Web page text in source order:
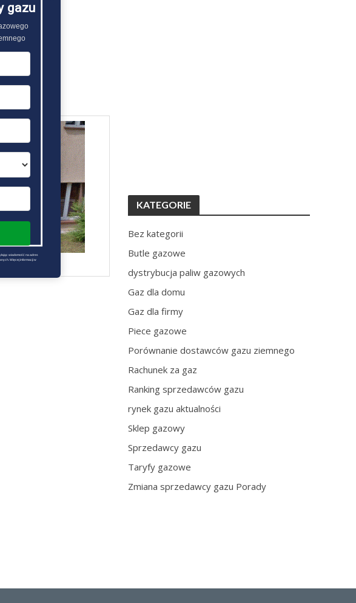
KATEGORIE
Bez kategorii
Butle gazowe
dystrybucja paliw gazowych
Gaz dla domu
Gaz dla firmy
Piece gazowe
Porównanie dostawców gazu ziemnego
Rachunek za gaz
Ranking sprzedawców gazu
rynek gazu aktualności
Sklep gazowy
Sprzedawcy gazu
Taryfy gazowe
Zmiana sprzedawcy gazu Porady
gazu
wiadomość na adres
Więcej informacji w